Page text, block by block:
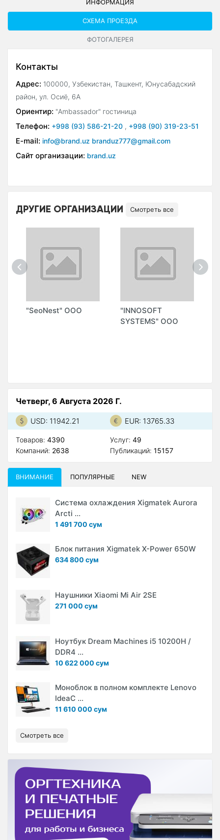
ИНФОРМАЦИЯ
СХЕМА ПРОЕЗДА
ФОТОГАЛЕРЕЯ
Контакты
Адрес: 100000, Узбекистан, Ташкент, Юнусабадский
район, ул. Осиё, 6А
Ориентир: "Ambassador" гостиница
Телефон: +998 (93) 586-21-20 , +998 (90) 319-23-51
E-mail: info@brand.uz branduz777@gmail.com
Сайт организации: brand.uz
ДРУГИЕ ОРГАНИЗАЦИИ Смотреть все
"SeoNest" ООО
"INNOSOFT
SYSTEMS" ООО
Четверг, 6 Августа 2026 Г.
USD: 11942.21 EUR: 13765.33
Товаров: 4390
Компаний: 2638
Услуг: 49
Публикаций: 15157
ВНИМАНИЕ ПОПУЛЯРНЫЕ NEW
Система охлаждения Xigmatek Aurora
Arcti ...
1 491 700 сум
Блок питания Xigmatek X-Power 650W
634 800 сум
Наушники Xiaomi Mi Air 2SE
271 000 сум
Ноутбук Dream Machines i5 10200H /
DDR4 ...
10 622 000 сум
Моноблок в полном комплекте Lenovo
IdeaC ...
11 610 000 сум
Смотреть все